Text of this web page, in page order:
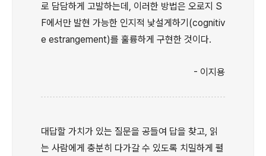
로 담담하게 고발하는데, 이러한 방법은 오로지 S
F에서만 발현 가능한 인지적 낯설게하기(cognitiv
e estrangement)를 훌륭하게 구현한 것이다.
- 이지용
대답할 가치가 있는 질문을 공들여 답을 찾고, 읽
는 사람에게 충분히 다가갈 수 있도록 치밀하게 펼